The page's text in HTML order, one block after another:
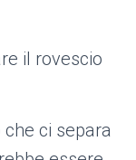
il rovescio
che ci separa